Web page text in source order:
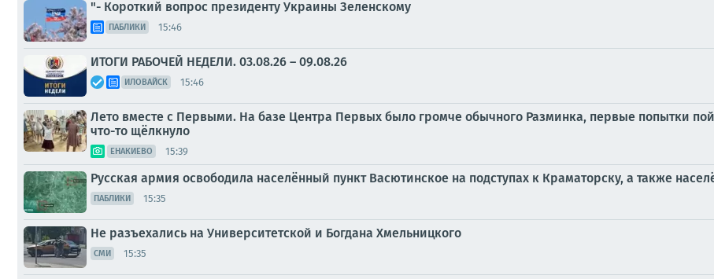
"- Короткий вопрос президенту Украины Зеленскому
ПАБЛИКИ 15:46
ИТОГИ РАБОЧЕЙ НЕДЕЛИ. 03.08.26 – 09.08.26
ИЛОВАЙСК 15:46
Лето вместе с Первыми. На базе Центра Первых было громче обычного Разминка, первые попытки
что-то щёлкнуло
ЕНАКИЕВО 15:39
Русская армия освободила населённый пункт Васютинское на подступах к Краматорску, а также
ПАБЛИКИ 15:35
Не разъехались на Университетской и Богдана Хмельницкого
СМИ 15:35